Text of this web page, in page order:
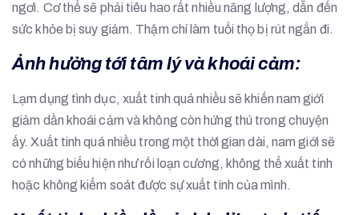
ngơi. Cơ thể sẽ phải tiêu hao rất nhiều năng lượng, dẫn đến
sức khỏe bị suy giảm. Thậm chí làm tuổi thọ bị rút ngắn đi.
Ảnh hưởng tới tâm lý và khoái cảm:
Lạm dụng tình dục, xuất tinh quá nhiều sẽ khiến nam giới
giảm dần khoái cảm và không còn hứng thú trong chuyện
ấy. Xuất tinh quá nhiều trong một thời gian dài, nam giới sẽ
có những biểu hiện như rối loạn cương, không thể xuất tinh
hoặc không kiểm soát được sự xuất tinh của mình.